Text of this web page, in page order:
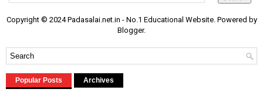
Copyright © 2024 Padasalai.net.in - No.1 Educational Website. Powered by
Blogger.
Popular Posts Archives